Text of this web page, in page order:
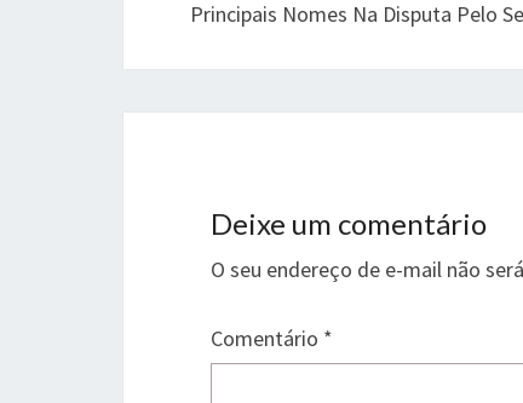
Principais Nomes Na Disputa Pelo
Deixe um comentário
O seu endereço de e-mail não
Comentário *